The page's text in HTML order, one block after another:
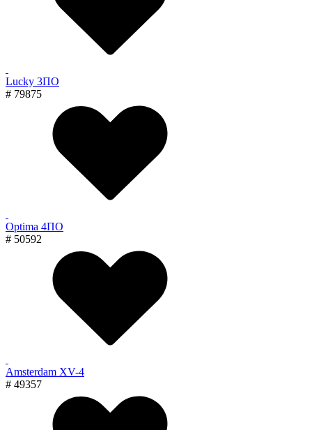
Lucky 3ПО
# 79875
Optima 4ПО
# 50592
Amsterdam XV-4
# 49357